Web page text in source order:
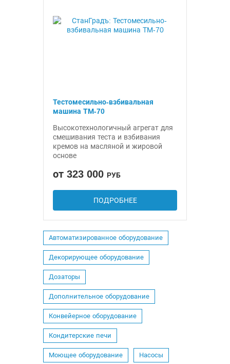
Тестомесильно-взбивальная
машина ТМ-70
Высокотехнологичный агрегат для
смешивания теста и взбивания
кремов на масляной и жировой
основе
от 323 000 РУБ
ПОДРОБНЕЕ
Автоматизированное оборудование
Декорирующее оборудование
Дозаторы
Дополнительное оборудование
Конвейерное оборудование
Кондитерские печи
Моющее оборудование Насосы